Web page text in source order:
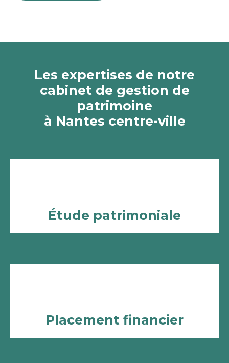
Les expertises de notre
cabinet de gestion de
patrimoine
à Nantes centre-ville
Étude patrimoniale
Placement financier